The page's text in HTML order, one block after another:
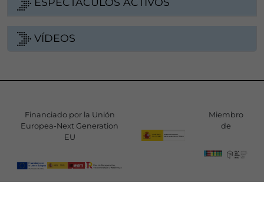
VÍDEOS
Financiado por la Unión
Europea-Next Generation
EU
Miembro
de